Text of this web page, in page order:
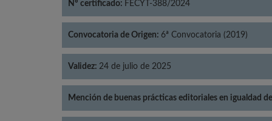
Nº certificado: FECYT-388/2024
Convocatoria de Origen: 6ª Convocatoria (2019)
Validez: 24 de julio de 2025
Mención de buenas prácticas editoriales en igualdad